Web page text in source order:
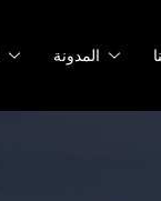
المدونة